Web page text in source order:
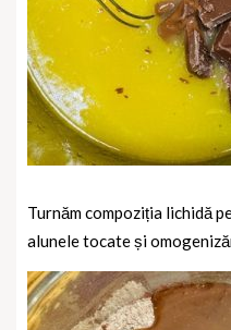
Turnăm compoziția lichidă
alunele tocate și